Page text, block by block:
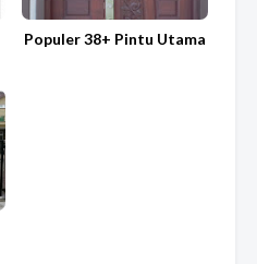
Populer 38+ Pintu Utama